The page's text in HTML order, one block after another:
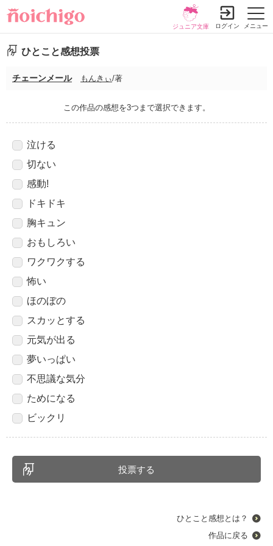
メニュー
ジュニア文庫 ログイン
ひとこと感想投票
チェーンメール もんきぃ/著
この作品の感想を3つまで選択できます。
泣ける
切ない
感動!
ドキドキ
胸キュン
おもしろい
ワクワクする
怖い
ほのぼの
スカッとする
元気が出る
夢いっぱい
不思議な気分
ためになる
ビックリ
ひとこと感想とは？
作品に戻る